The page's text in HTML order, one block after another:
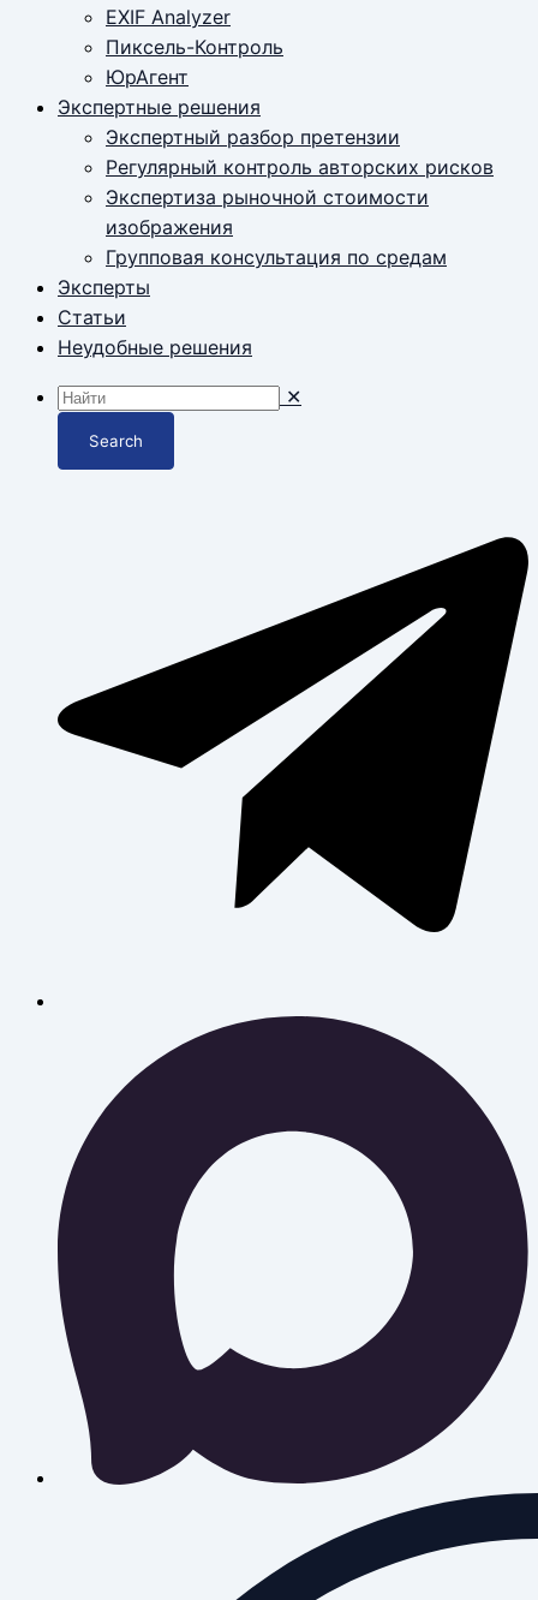
EXIF Analyzer
Пиксель-Контроль
ЮрАгент
Экспертные решения
Экспертный разбор претензии
Регулярный контроль авторских рисков
Экспертиза рыночной стоимости
изображения
Групповая консультация по средам
Эксперты
Статьи
Неудобные решения
✕